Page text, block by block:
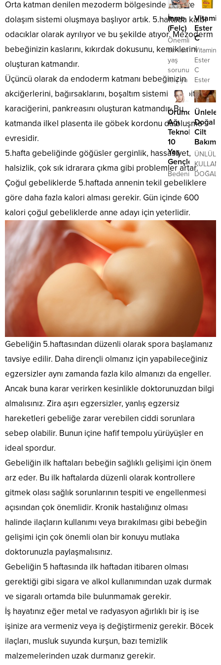
Orta katman denilen mezoderm bölgesinde kalp ve
dolaşım sistemi oluşmaya başlıyor artık. 5.haftada kalbi
odacıklar olarak ayrılıyor ve bu şekilde atıyor. Mezoderm
bebeğinizin kaslarını, kıkırdak dokusunu, kemiklerini
oluşturan katmandır.
Üçüncü olarak da endoderm katmanı bebeğinizin
akciğerlerini, bağırsaklarını, boşaltım sistemini, tiroitlerini,
karaciğerini, pankreasını oluşturan katmandır. Bu
katmanda ilkel plasenta ile göbek kordonu da oluşma
evresidir.
5.hafta gebeliğinde göğüsler gerginlik, hassasiyet,
halsizlik, çok sık idrarara çıkma gibi problemler artar.
Çoğul gebeliklerde 5.haftada annenin tekil gebeliklere
göre daha fazla kalori alması gerekir. Gün içinde 600
kalori çoğul gebeliklerde anne adayı için yeterlidir.
Gebeliğin 5.haftasından düzenli olarak spora başlamanız
tavsiye edilir. Daha dirençli olmanız için yapabileceğiniz
egzersizler aynı zamanda fazla kilo almanızı da engeller.
Ancak buna karar verirken kesinlikle doktorunuzdan bilgi
almalısınız. Zira aşırı egzersizler, yanlış egzersiz
hareketleri gebeliğe zarar verebilen ciddi sorunlara
sebep olabilir. Bunun içine hafif tempolu yürüyüşler en
ideal spordur.
Gebeliğin ilk haftaları bebeğin sağlıklı gelişimi için önem
arz eder. Bu ilk haftalarda düzenli olarak kontrollere
gitmek olası sağlık sorunlarının tespiti ve engellenmesi
açısından çok önemlidir. Kronik hastalığınız olması
halinde ilaçların kullanımı veya bırakılması gibi bebeğin
gelişimi için çok önemli olan bir konuyu mutlaka
doktorunuzla paylaşmalısınız.
Gebeliğin 5 haftasında ilk haftadan itibaren olması
gerektiği gibi sigara ve alkol kullanımından uzak durmak
ve sigaralı ortamda bile bulunmamak gerekir.
İş hayatınız eğer metal ve radyasyon ağırlıklı bir iş ise
işinize ara vermeniz veya iş değiştirmeniz gerekir. Böcek
ilaçları, musluk suyunda kurşun, bazı temizlik
malzemelerinden uzak durmanız gerekir.
süslü
pikeler,...ile en
şık
abiye
saçlar,
elde
Yaz
dolayısıyla
düğün
konseptinde,
genellikle
kır
düğünleri
tercih
edilir.
Açık
alanlarda
olan
düğünler
için
davetiye
seçenekleri
çiçek
demetleriyle
süslenmiş
öne
çıkanlar...
bir
Bu
nedenle
çiftin
yerine
bir
gitmesi...
0-3
yaş
arasındaki
çocuklarda
gelişimi
etkileyen
önemli
bir
faktör
olmakla
birlikte
hem
fiziksel
hem
de
zihinsel
gelişimi
açısından
önemli
avantajlar
sağlamaktadır.
Çocuklarda
fiziksel
büyümeyi
etkileyen
en çok
uyku
uyuyan
çocukların
gelişimi...
İnme
(Felç)
Önemli
bir ileri
yaş
sorunu
felç ya
da
inmedir.
Felç Ya
Da
Halk
Arasında
İnme
Dediğimiz
Hastalık
Nedir?
İnme
toplumda
oldukça
sık
rastlanan
sorunlardan
ön
sıralarda
yer
İnme
dediğimiz
beynin
beslenme
bahsetmekteyiz.
kanaması
ya da
Vitamin
Ester
C
Vitamin
Ester
C
Ester
Star
Bir
ananas,
ve
lezzetli,
olgun
bir
çileğin
noktaları
Hepsi,
bir
madde
olan C
vitamini
vitamini,
her
portakal
suyu
ve
sağlıklı
elimizin
altında
bir
kırı­
Örümcek
Ağı
Teknolojisiyle
10
Yaş
Gençleşin
Bedenimiz
zamanın
etkilerine
koymakta
zorlanıyor.
Yaşlanmak
özellikle
kadınların
almak
bir
kavram
gelişen
bilim
kadınlara
estetik
güzel
sunuyor.
Bunlardan
önemlisi
Ağı
Yüz
bir
deriye
ve dış
etkenlere
fazla
maruz...
Doğal
Cilt
DOĞAL
CİLT
BAKIM
ciltlerini
Kamera
zorunda
olan
için cilt
oldukça
zordur.
her
ve
canlı
dolu
olan
nemli
bol...